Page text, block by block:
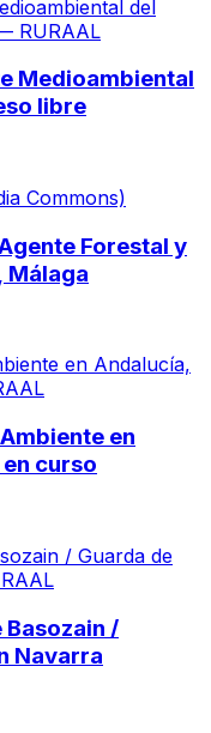
Medioambiental
libre
Forestal y
Málaga
en
curso
Basozain /
Navarra